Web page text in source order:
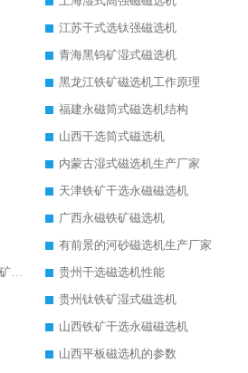
江苏干式选钛强磁选机
青海黑钨矿湿式磁选机
黑龙江铁矿磁选机工作原理
福建永磁筒式磁选机结构
山西干选筒式磁选机
内蒙古湿式磁选机生产厂家
天津铁矿干选永磁磁选机
广西永磁铁矿磁选机
有前景的河砂磁选机生产厂家
什么牌子的河砂磁选机选矿效果好
贵州干选磁选机性能
贵州钛铁矿湿式磁选机
山西铁矿干选永磁磁选机
山西平板磁选机的参数